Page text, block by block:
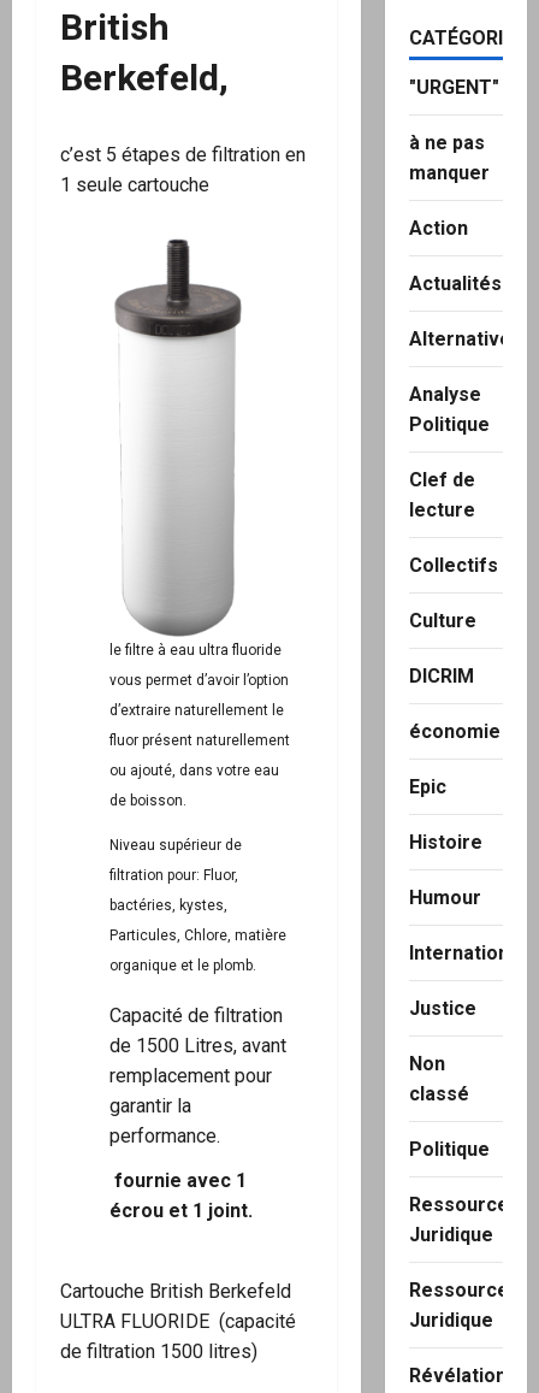
British
Berkefeld,
c’est 5 étapes de filtration en
1 seule cartouche
le filtre à eau ultra fluoride
vous permet d’avoir l’option
d’extraire naturellement le
fluor présent naturellement
ou ajouté, dans votre eau
de boisson.
Niveau supérieur de
filtration pour: Fluor,
bactéries, kystes,
Particules, Chlore, matière
organique et le plomb.
Capacité de filtration
de 1500 Litres, avant
remplacement pour
garantir la
performance.
fournie avec 1
écrou et 1 joint.
Cartouche British Berkefeld
ULTRA FLUORIDE (capacité
de filtration 1500 litres)
CATÉGORIES
"URGENT"
à ne pas
manquer
Action
Actualités
Alternatives
Analyse
Politique
Clef de
lecture
Collectifs
Culture
DICRIM
économie
Epic
Histoire
Humour
International
Justice
Non
classé
Politique
Ressource
Juridique
Ressource
Juridique
Révélation